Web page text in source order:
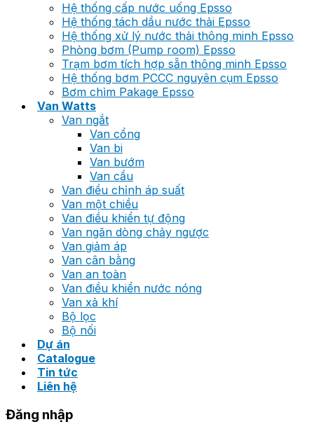
Hệ thống cấp nước uống Epsso
Hệ thống tách dầu nước thải Epsso
Hệ thống xử lý nước thải thông minh Epsso
Phòng bơm (Pump room) Epsso
Trạm bơm tích hợp sẵn thông minh Epsso
Hệ thống bơm PCCC nguyên cụm Epsso
Bơm chìm Pakage Epsso
Van Watts
Van ngắt
Van cổng
Van bi
Van bướm
Van cầu
Van điều chỉnh áp suất
Van một chiều
Van điều khiển tự động
Van ngăn dòng chảy ngược
Van giảm áp
Van cân bằng
Van an toàn
Van điều khiển nước nóng
Van xả khí
Bộ lọc
Bộ nối
Dự án
Catalogue
Tin tức
Liên hệ
Đăng nhập